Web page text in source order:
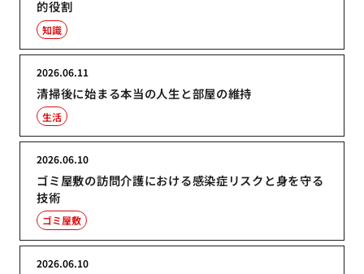
的役割
知識
清掃後に始まる本当の人生と部屋の維持
2026.06.11
生活
ゴミ屋敷の訪問介護における感染症リスクと身を守る
技術
2026.06.10
ゴミ屋敷
2026.06.10